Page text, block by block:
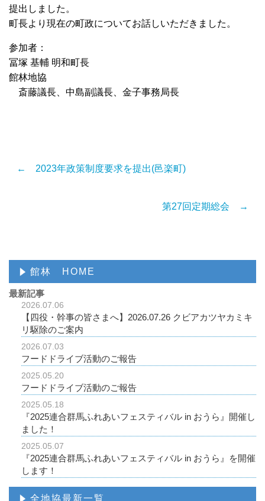
提出しました。
町長より現在の町政についてお話しいただきました。
参加者：
冨塚 基輔 明和町長
館林地協
斎藤議長、中島副議長、金子事務局長
← 2023年政策制度要求を提出(邑楽町)
第27回定期総会 →
館林 HOME
最新記事
2026.07.06
【四役・幹事の皆さまへ】2026.07.26 クビアカツヤカミキ
リ駆除のご案内
2026.07.03
フードドライブ活動のご報告
2025.05.20
フードドライブ活動のご報告
2025.05.18
『2025連合群馬ふれあいフェスティバル in おうら』開催し
ました！
2025.05.07
『2025連合群馬ふれあいフェスティバル in おうら』を開催
します！
全地協最新一覧